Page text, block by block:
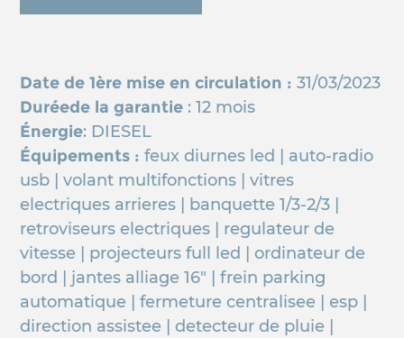
Date de 1ère mise en circulation :31/03/2023
Duréede la garantie : 12 mois
Énergie: DIESEL
Équipements :feux diurnes led | auto-radio
usb | volant multifonctions | vitres
electriques arrieres | banquette 1/3-2/3 |
retroviseurs electriques | regulateur de
vitesse | projecteurs full led | ordinateur de
bord | jantes alliage 16" | frein parking
automatique | fermeture centralisee | esp |
direction assistee | detecteur de pluie |